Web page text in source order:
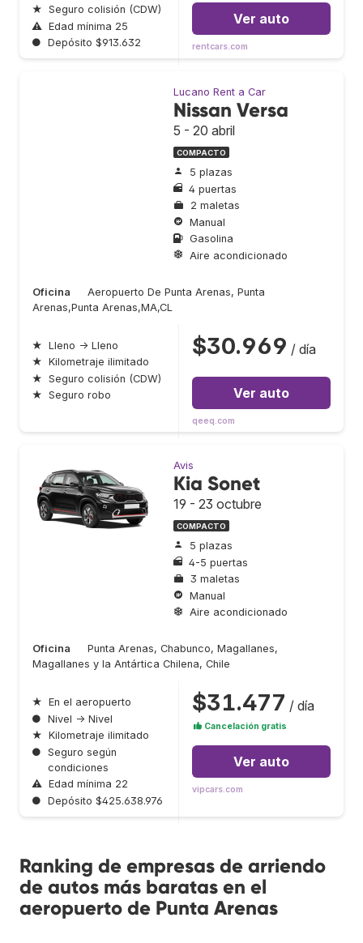
★ Seguro colisión (CDW)
⚠ Edad mínima 25
● Depósito $913.632
Ver auto
rentcars.com
Lucano Rent a Car
Nissan Versa
5 - 20 abril
COMPACTO
5 plazas
4 puertas
2 maletas
Manual
Gasolina
Aire acondicionado
Oficina
Aeropuerto De Punta Arenas, Punta
Arenas,Punta Arenas,MA,CL
★ Lleno → Lleno
★ Kilometraje ilimitado
★ Seguro colisión (CDW)
★ Seguro robo
$30.969 / día
Ver auto
qeeq.com
Avis
Kia Sonet
19 - 23 octubre
COMPACTO
5 plazas
4-5 puertas
3 maletas
Manual
Aire acondicionado
Oficina
Punta Arenas, Chabunco, Magallanes,
Magallanes y la Antártica Chilena, Chile
★ En el aeropuerto
● Nivel → Nivel
★ Kilometraje ilimitado
● Seguro según
condiciones
⚠ Edad mínima 22
● Depósito $425.638.976
$31.477 / día
Cancelación gratis
Ver auto
vipcars.com
Ranking de empresas de arriendo
de autos más baratas en el
aeropuerto de Punta Arenas